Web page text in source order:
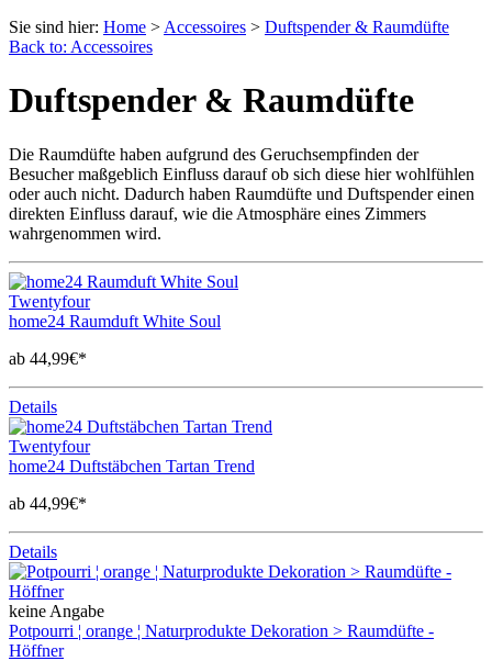
Sie sind hier: Home > Accessoires > Duftspender & Raumdüfte
Back to: Accessoires
Duftspender & Raumdüfte
Die Raumdüfte haben aufgrund des Geruchsempfinden der
Besucher maßgeblich Einfluss darauf ob sich diese hier wohlfühlen
oder auch nicht. Dadurch haben Raumdüfte und Duftspender einen
direkten Einfluss darauf, wie die Atmosphäre eines Zimmers
wahrgenommen wird.
Twentyfour
home24 Raumduft White Soul
ab 44,99€*
Details
Twentyfour
home24 Duftstäbchen Tartan Trend
ab 44,99€*
Details
keine Angabe
Potpourri ¦ orange ¦ Naturprodukte Dekoration > Raumdüfte -
Höffner